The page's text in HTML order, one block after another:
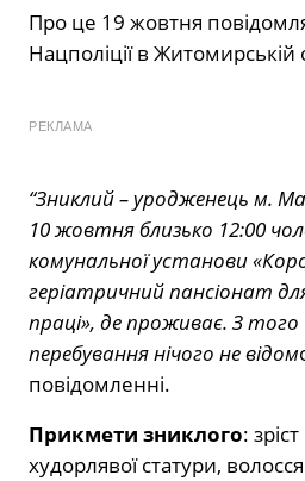
Про це 19 жовтня
Нацполіції в Житомирській
РЕКЛАМА
“Зниклий – уродженець м.
10 жовтня близько 12:00
комунальної установи
геріатричний пансіонат
праці», де проживає. З того
перебування нічого не відом
повідомленні.
Прикмети зниклого:
худорлявої статури,